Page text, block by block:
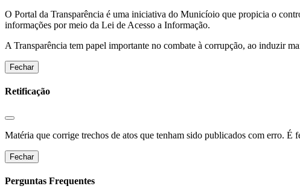
O Portal da Transparência é uma iniciativa do Municíoio que propicia o
informações por meio da Lei de Acesso a Informação.
A Transparência tem papel importante no combate à corrupção, ao induzir
Fechar
Retificação
Matéria que corrige trechos de atos que tenham sido publicados com erro.
Fechar
Perguntas Frequentes